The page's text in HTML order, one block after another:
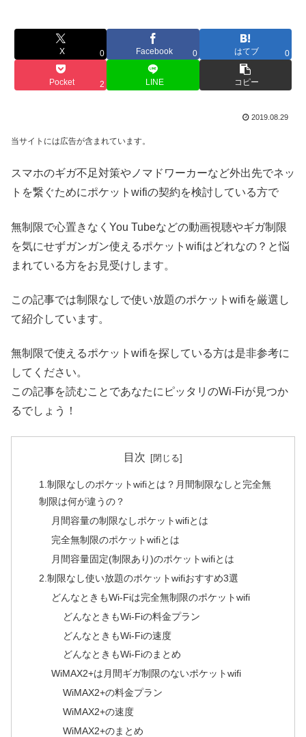
X 0 Facebook 0 はてブ 0
Pocket 2 LINE コピー
2019.08.29
当サイトには広告が含まれています。
スマホのギガ不足対策やノマドワーカーなど外出先でネッ
トを繋ぐためにポケットwifiの契約を検討している方で
無制限で心置きなくYou Tubeなどの動画視聴やギガ制限
を気にせずガンガン使えるポケットwifiはどれなの？と悩
まれている方をお見受けします。
この記事では制限なしで使い放題のポケットwifiを厳選し
て紹介しています。
無制限で使えるポケットwifiを探している方は是非参考に
してください。
この記事を読むことであなたにピッタリのWi-Fiが見つか
るでしょう！
目次
1.制限なしのポケットwifiとは？月間制限なしと完全無
制限は何が違うの？
月間容量の制限なしポケットwifiとは
完全無制限のポケットwifiとは
月間容量固定(制限あり)のポケットwifiとは
2.制限なし使い放題のポケットwifiおすすめ3選
どんなときもWi-Fiは完全無制限のポケットwifi
どんなときもWi-Fiの料金プラン
どんなときもWi-Fiの速度
どんなときもWi-Fiのまとめ
WiMAX2+は月間ギガ制限のないポケットwifi
WiMAX2+の料金プラン
WiMAX2+の速度
WiMAX2+のまとめ